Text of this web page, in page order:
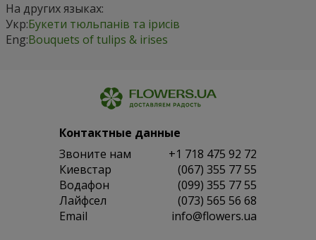
На других языках:
Укр:Букети тюльпанів та ірисів
Eng:Bouquets of tulips & irises
Контактные данные
Звоните нам
+1 718 475 92 72
Киевстар
(067) 355 77 55
Водафон
(099) 355 77 55
Лайфсел
(073) 565 56 68
Email
info@flowers.ua